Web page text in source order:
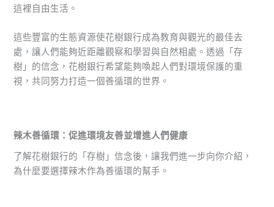
這裡自由生活。
這些豐富的生態資源使花樹銀行成為教育與觀光的最佳去
處，讓人們能夠近距離觀察和學習與自然相處。透過「存
樹」的信念，花樹銀行希望能夠喚起人們對環境保護的重
視，共同努力打造一個善循環的世界。
辣木善循環：促進環境友善並增進人們健康
了解花樹銀行的「存樹」信念後，讓我們進一步向你介紹，
為什麼要選擇辣木作為善循環的幫手。